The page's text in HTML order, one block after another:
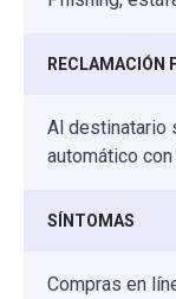
RECLAMACIÓN
Al destinatario
automático
SÍNTOMAS
Compras en